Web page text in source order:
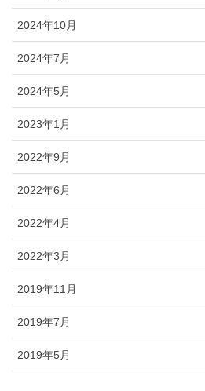
2024年10月
2024年7月
2024年5月
2023年1月
2022年9月
2022年6月
2022年4月
2022年3月
2019年11月
2019年7月
2019年5月